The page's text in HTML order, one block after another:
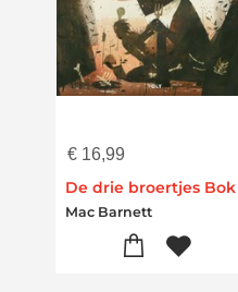
€16,99
De drie broertjes Bok
Mac Barnett